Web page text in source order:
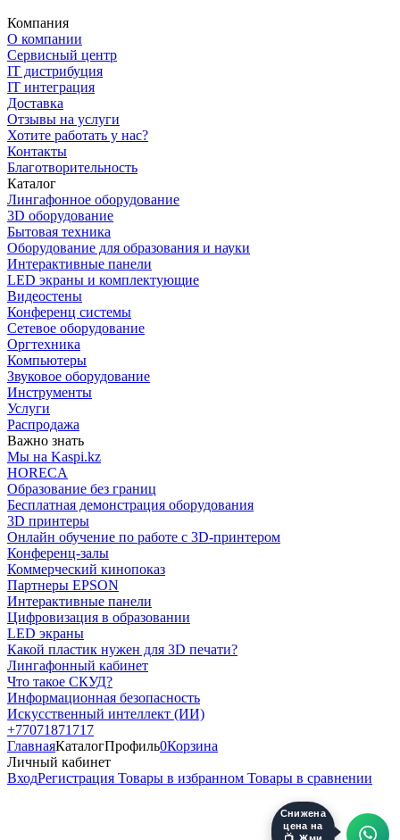
Компания
О компании
Сервисный центр
IT дистрибуция
IT интеграция
Доставка
Отзывы на услуги
Хотите работать у нас?
Контакты
Благотворительность
Каталог
Лингафонное оборудование
3D оборудование
Бытовая техника
Оборудование для образования и науки
Интерактивные панели
LED экраны и комплектующие
Видеостены
Конференц системы
Сетевое оборудование
Оргтехника
Компьютеры
Звуковое оборудование
Инструменты
Услуги
Распродажа
Важно знать
Мы на Kaspi.kz
HORECA
Образование без границ
Бесплатная демонстрация оборудования
3D принтеры
Онлайн обучение по работе с 3D-принтером
Конференц-залы
Коммерческий кинопоказ
Партнеры EPSON
Интерактивные панели
Цифровизация в образовании
LED экраны
Какой пластик нужен для 3D печати?
Лингафонный кабинет
Что такое СКУД?
Информационная безопасность
Искусственный интеллект (ИИ)
+77071871717
Снижена
цена на
ГлавнаяКаталогПрофиль0Корзина
Личный кабинет
ВходРегистрация Товары в избранном Товары в сравнении